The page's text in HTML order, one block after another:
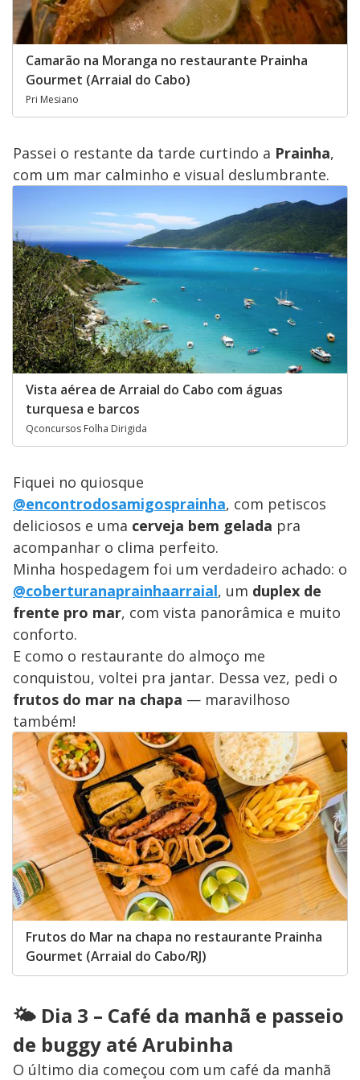
Camarão na Moranga no restaurante Prainha
Gourmet (Arraial do Cabo)
Pri Mesiano
Passei o restante da tarde curtindo a Prainha,
com um mar calminho e visual deslumbrante.
Vista aérea de Arraial do Cabo com águas
turquesa e barcos
Qconcursos Folha Dirigida
Fiquei no quiosque
@encontrodosamigosprainha, com petiscos
deliciosos e uma cerveja bem gelada pra
acompanhar o clima perfeito.
Minha hospedagem foi um verdadeiro achado: o
@coberturanaprainhaarraial, um duplex de
frente pro mar, com vista panorâmica e muito
conforto.
E como o restaurante do almoço me
conquistou, voltei pra jantar. Dessa vez, pedi o
frutos do mar na chapa — maravilhoso
também!
Frutos do Mar na chapa no restaurante Prainha
Gourmet (Arraial do Cabo/RJ)
🌤️ Dia 3 – Café da manhã e passeio
de buggy até Arubinha
O último dia começou com um café da manhã